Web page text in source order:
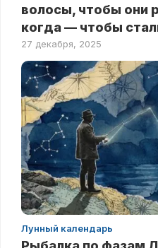
волосы, чтобы они
когда — чтобы
27 декабря, 2025
Лунный календарь